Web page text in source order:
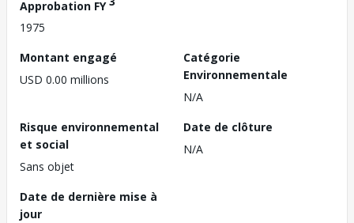
Approbation FY
1975
Montant engagé
USD 0.00 millions
Catégorie
Environnementale
N/A
Risque environnemental
et social
Sans objet
Date de clôture
N/A
Date de dernière mise à
jour